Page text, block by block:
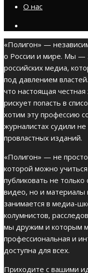
О нас
«Полигон» —
о России и мире. Мы —
российских медиа,
под давлением
что настоящая
рискует попасть в
хотим эту профессию
журналистах судили
провластных изданий.
«Полигон» — не
которой можно
публиковать не
видео, но и материалы
занимается в медиа-
колумнистов,
мы дружим и которым
профессиональная и
доступна для всех.
Приходите с вашими